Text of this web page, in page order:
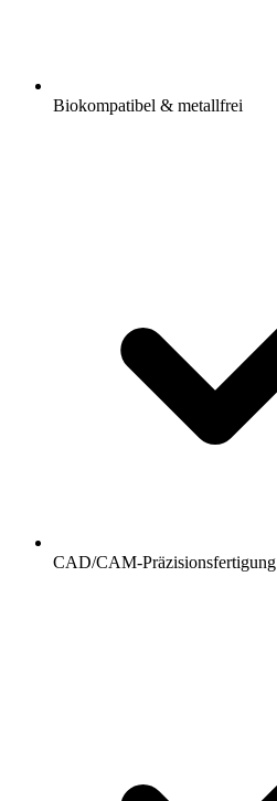
Biokompatibel & metallfrei
CAD/CAM-Präzisionsfertigung